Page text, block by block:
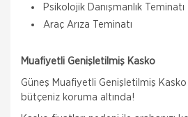
Psikolojik Danışmanlık Teminatı
Araç Arıza Teminatı
Muafiyetli Genişletilmiş Kasko
Güneş Muafiyetli Genişletilmiş Kasko
bütçeniz koruma altında!